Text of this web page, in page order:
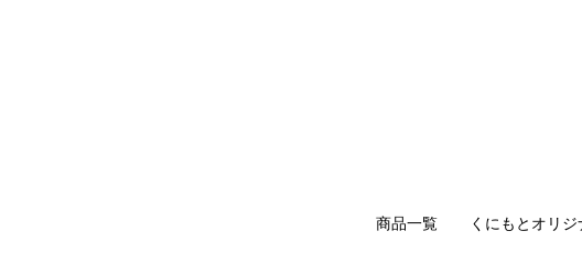
商品一覧 くにもとオリジ